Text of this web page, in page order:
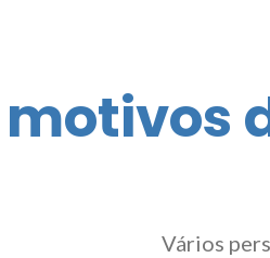
motivos
Vários